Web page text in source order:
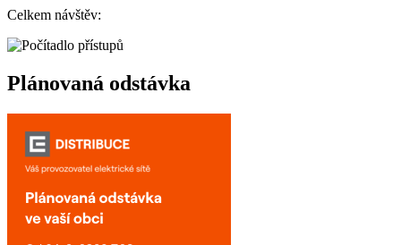
Celkem návštěv:
Plánovaná odstávka